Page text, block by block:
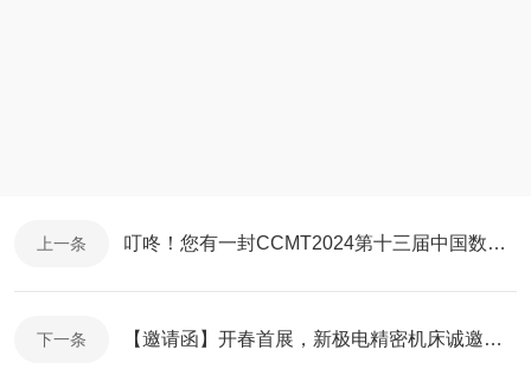
上一条 叮咚！您有一封CCMT2024第十三届中国数控机床展览会邀请函，请查收！
下一条 【邀请函】开春首展，新极电精密机床诚邀您相约2024上海国际机床展